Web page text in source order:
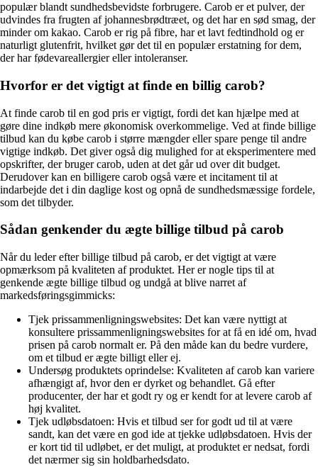
populær blandt sundhedsbevidste forbrugere. Carob er et pulver, der
udvindes fra frugten af johannesbrødtræet, og det har en sød smag, der
minder om kakao. Carob er rig på fibre, har et lavt fedtindhold og er
naturligt glutenfrit, hvilket gør det til en populær erstatning for dem,
der har fødevareallergier eller intoleranser.
Hvorfor er det vigtigt at finde en billig carob?
At finde carob til en god pris er vigtigt, fordi det kan hjælpe med at
gøre dine indkøb mere økonomisk overkommelige. Ved at finde billige
tilbud kan du købe carob i større mængder eller spare penge til andre
vigtige indkøb. Det giver også dig mulighed for at eksperimentere med
opskrifter, der bruger carob, uden at det går ud over dit budget.
Derudover kan en billigere carob også være et incitament til at
indarbejde det i din daglige kost og opnå de sundhedsmæssige fordele,
som det tilbyder.
Sådan genkender du ægte billige tilbud på carob
Når du leder efter billige tilbud på carob, er det vigtigt at være
opmærksom på kvaliteten af ​​produktet. Her er nogle tips til at
genkende ægte billige tilbud og undgå at blive narret af
markedsføringsgimmicks:
Tjek prissammenligningswebsites: Det kan være nyttigt at
konsultere prissammenligningswebsites for at få en idé om, hvad
prisen på carob normalt er. På den måde kan du bedre vurdere,
om et tilbud er ægte billigt eller ej.
Undersøg produktets oprindelse: Kvaliteten af ​​carob kan variere
afhængigt af, hvor den er dyrket og behandlet. Gå efter
producenter, der har et godt ry og er kendt for at levere carob af
høj kvalitet.
Tjek udløbsdatoen: Hvis et tilbud ser for godt ud til at være
sandt, kan det være en god ide at tjekke udløbsdatoen. Hvis der
er kort tid til udløbet, er det muligt, at produktet er nedsat, fordi
det nærmer sig sin holdbarhedsdato.